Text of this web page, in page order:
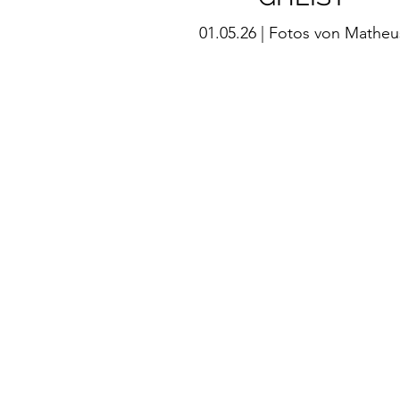
01.05.26 | Fotos von